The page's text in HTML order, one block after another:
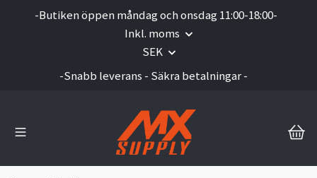
-Butiken öppen måndag och onsdag 11:00-18:00-
Inkl. moms
SEK
-Snabb leverans - Säkra betalningar -